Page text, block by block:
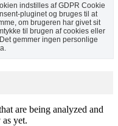
indstilles af GDPR Cookie
pluginet og bruges til at
om brugeren har givet sit
til brugen af ​​cookies eller
gemmer ingen personlige
are being analyzed and
yet.